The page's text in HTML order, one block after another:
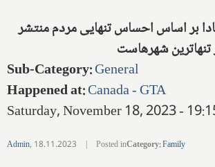
بر اساس احساس تنهایی مردم منتشر
تنهاترین شهرهاست
Sub-Category:General
Happened at:Canada - GTA
Saturday, November 18, 2023 -
Admin, 18.11.2023 | Posted inCategory:Family